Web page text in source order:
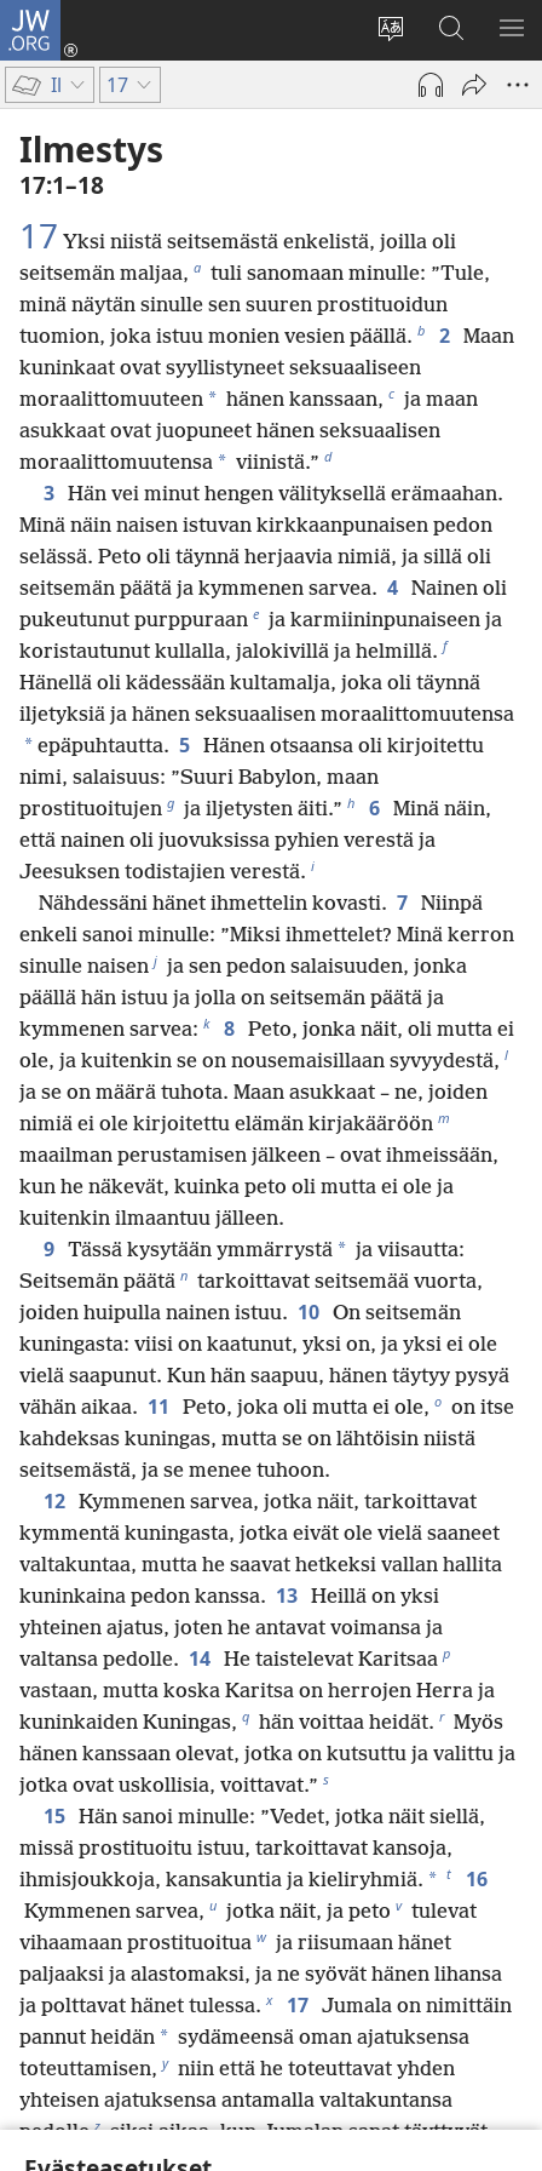
JW.ORG
Vaihda
sivuston
kieli
Kirjaudu
(avaa
ikkunan)
Hae
JW.ORG-
sivustolta
Il 17
Ilmestys
17:1–18
17 Yksi niistä seitsemästä enkelistä, joilla oli
seitsemän maljaa, a tuli sanomaan minulle: ”Tule,
minä näytän sinulle sen suuren prostituoidun
tuomion, joka istuu monien vesien päällä. b 2 Maan
kuninkaat ovat syyllistyneet seksuaaliseen
moraalittomuuteen * hänen kanssaan, c ja maan
asukkaat ovat juopuneet hänen seksuaalisen
moraalittomuutensa * viinistä.” d
3 Hän vei minut hengen välityksellä erämaahan.
Minä näin naisen istuvan kirkkaanpunaisen pedon
selässä. Peto oli täynnä herjaavia nimiä, ja sillä oli
seitsemän päätä ja kymmenen sarvea. 4 Nainen oli
pukeutunut purppuraan e ja karmiininpunaiseen ja
koristautunut kullalla, jalokivillä ja helmillä. f
Hänellä oli kädessään kultamalja, joka oli täynnä
iljetyksiä ja hänen seksuaalisen moraalittomuutensa
* epäpuhtautta. 5 Hänen otsaansa oli kirjoitettu
nimi, salaisuus: ”Suuri Babylon, maan
prostituoitujen g ja iljetysten äiti.” h 6 Minä näin,
että nainen oli juovuksissa pyhien verestä ja
Jeesuksen todistajien verestä. i
Nähdessäni hänet ihmettelin kovasti. 7 Niinpä
enkeli sanoi minulle: ”Miksi ihmettelet? Minä kerron
sinulle naisen j ja sen pedon salaisuuden, jonka
päällä hän istuu ja jolla on seitsemän päätä ja
kymmenen sarvea: k 8 Peto, jonka näit, oli mutta ei
ole, ja kuitenkin se on nousemaisillaan syvyydestä, l
ja se on määrä tuhota. Maan asukkaat – ne, joiden
nimiä ei ole kirjoitettu elämän kirjakääröön m
maailman perustamisen jälkeen – ovat ihmeissään,
kun he näkevät, kuinka peto oli mutta ei ole ja
kuitenkin ilmaantuu jälleen.
9 Tässä kysytään ymmärrystä * ja viisautta:
Seitsemän päätä n tarkoittavat seitsemää vuorta,
joiden huipulla nainen istuu. 10 On seitsemän
kuningasta: viisi on kaatunut, yksi on, ja yksi ei ole
vielä saapunut. Kun hän saapuu, hänen täytyy pysyä
vähän aikaa. 11 Peto, joka oli mutta ei ole, o on itse
kahdeksas kuningas, mutta se on lähtöisin niistä
seitsemästä, ja se menee tuhoon.
12 Kymmenen sarvea, jotka näit, tarkoittavat
kymmentä kuningasta, jotka eivät ole vielä saaneet
valtakuntaa, mutta he saavat hetkeksi vallan hallita
kuninkaina pedon kanssa. 13 Heillä on yksi
yhteinen ajatus, joten he antavat voimansa ja
valtansa pedolle. 14 He taistelevat Karitsaa p
vastaan, mutta koska Karitsa on herrojen Herra ja
kuninkaiden Kuningas, q hän voittaa heidät. r Myös
hänen kanssaan olevat, jotka on kutsuttu ja valittu ja
jotka ovat uskollisia, voittavat.” s
15 Hän sanoi minulle: ”Vedet, jotka näit siellä,
missä prostituoitu istuu, tarkoittavat kansoja,
ihmisjoukkoja, kansakuntia ja kieliryhmiä. * t 16
Kymmenen sarvea, u jotka näit, ja peto v tulevat
vihaamaan prostituoitua w ja riisumaan hänet
paljaaksi ja alastomaksi, ja ne syövät hänen lihansa
ja polttavat hänet tulessa. x 17 Jumala on nimittäin
pannut heidän * sydämeensä oman ajatuksensa
toteuttamisen, y niin että he toteuttavat yhden
yhteisen ajatuksensa antamalla valtakuntansa
pedolle z siksi aikaa, kun Jumalan sanat täyttyvät.
18 Nainen, a jonka näit, tarkoittaa sitä suurta